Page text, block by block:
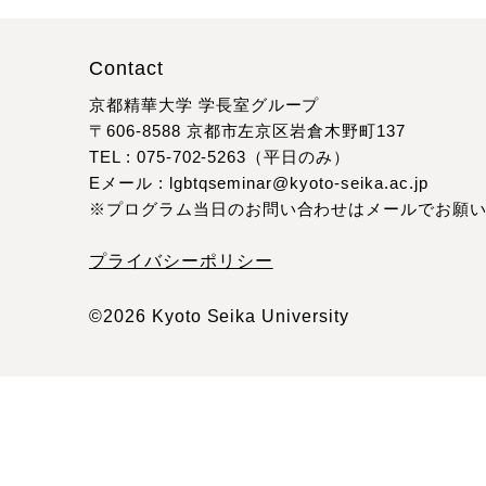
Contact
京都精華大学 学長室グループ
〒606-8588 京都市左京区岩倉木野町137
TEL : 075-702-5263（平日のみ）
Eメール : lgbtqseminar@kyoto-seika.ac.jp
※プログラム当日のお問い合わせはメールでお願い
プライバシーポリシー
©2026 Kyoto Seika University